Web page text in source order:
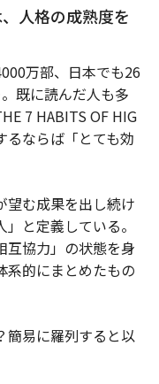
人格の成熟度を
万部、日本でも26
既に読んだ人も多
7 HABITS OF HIG
るならば「とても効
望む成果を出し続け
と定義している。
互協力」の状態を身
系的にまとめたもの
簡易に羅列すると以